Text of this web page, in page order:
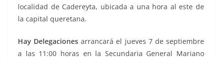
localidad de Cadereyta, ubicada a una hora al este de
la capital queretana.
Hay Delegaciones arrancará el jueves 7 de septiembre
a las 11:00 horas en la Secundaria General Mariano